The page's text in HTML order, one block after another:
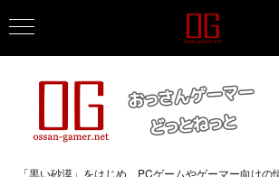
「黒い砂漠」をはじめ、PCゲームやゲーマー向けの